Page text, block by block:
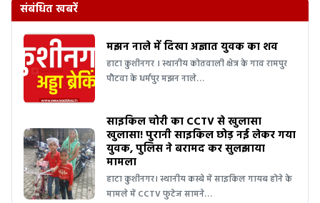
संबंधित खबरें
मझन नाले में दिखा अज्ञात युवक का शव
हाटा कुशीनगर । स्थानीय कोतवाली क्षेत्र के गाव रामपुर
पौटवा के धर्मपुर मझन नाले…
साइकिल चोरी का CCTV से खुलासा
खुलासा! पुरानी साइकिल छोड़ नई लेकर गया
युवक, पुलिस ने बरामद कर सुलझाया
मामला
हाटा कुशीनगर। स्थानीय कस्बे में साइकिल गायब होने के
मामले में CCTV फुटेज सामने…